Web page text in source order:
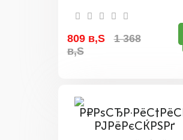
809 в‚Ѕ
1 368
в‚Ѕ